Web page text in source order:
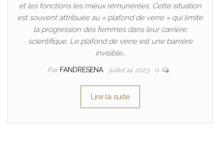
et les fonctions les mieux rémunérées. Cette situation
est souvent attribuée au « plafond de verre » qui limite
la progression des femmes dans leur carrière
scientifique. Le plafond de verre est une barrière
invisible…
Par FANDRESENA juillet 14, 2023 0
Lire la suite